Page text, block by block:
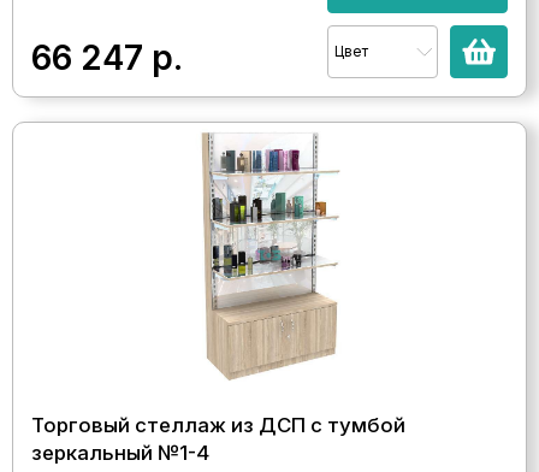
66 247 р. Цвет
Торговый стеллаж из ДСП с тумбой
зеркальный №1-4